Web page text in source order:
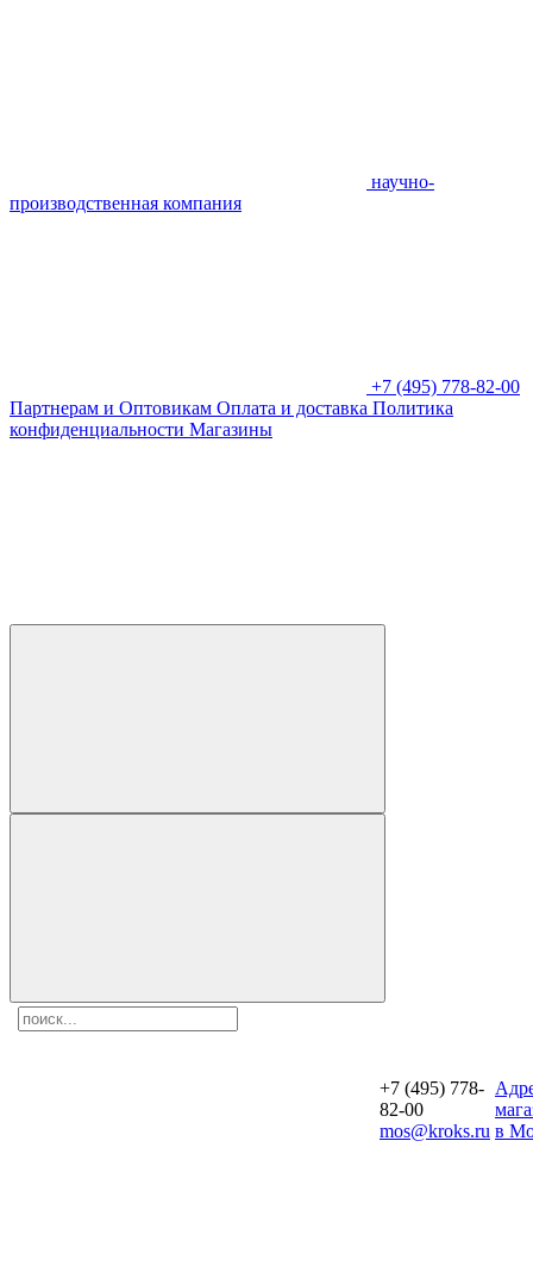
научно-
производственная компания
+7 (495) 778-82-00
Партнерам и Оптовикам Оплата и доставка Политика
конфиденциальности Магазины
+7 (495) 778-
82-00
mos@kroks.ru в